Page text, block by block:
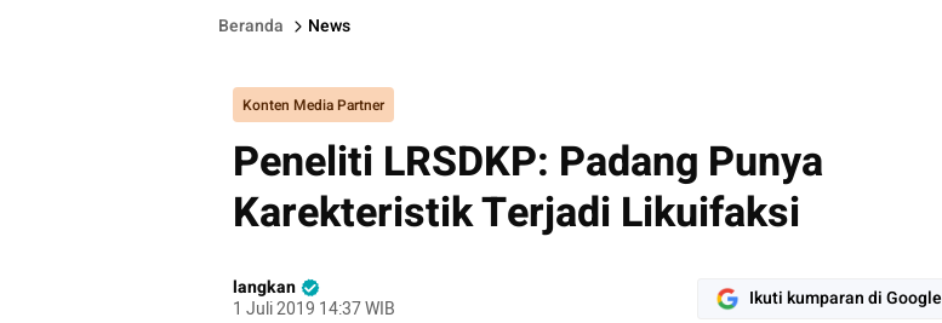
Beranda News
Konten Media Partner
Peneliti LRSDKP: Padang Punya
Karekteristik Terjadi Likuifaksi
langkan
1 Juli 2019 14:37 WIB
Ikuti kumparan di Google